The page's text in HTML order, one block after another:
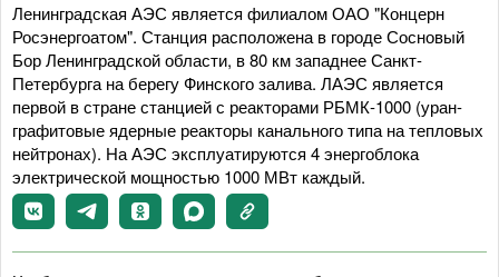
Ленинградская АЭС является филиалом ОАО "Концерн
Росэнергоатом". Станция расположена в городе Сосновый
Бор Ленинградской области, в 80 км западнее Санкт-
Петербурга на берегу Финского залива. ЛАЭС является
первой в стране станцией с реакторами РБМК-1000 (уран-
графитовые ядерные реакторы канального типа на тепловых
нейтронах). На АЭС эксплуатируются 4 энергоблока
электрической мощностью 1000 МВт каждый.